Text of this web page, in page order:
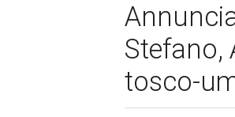
Stefano,
tosco-